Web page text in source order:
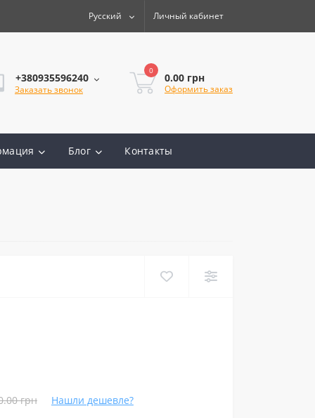
Русский Личный кабинет
+380935596240
Заказать звонок
0
0.00 грн
Оформить заказ
Блог Контакты
грн Нашли дешевле?